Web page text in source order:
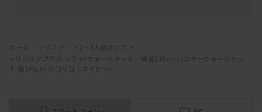
ホーム ソファ
2・3人掛けソファ
リベリアプラス ソファ(ウォールナット／横幅140cm) (カラーウォールナッ
ト 幅140cm リコリコ：ネイビー)